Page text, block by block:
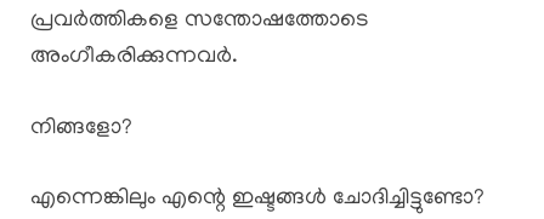
പ്രവർത്തികളെ സന്തോഷത്തോടെ
അംഗീകരിക്കുന്നവർ.
നിങ്ങളോ?
എന്നെങ്കിലും എന്റെ ഇഷ്ടങ്ങൾ ചോദിച്ചിട്ടുണ്ടോ?